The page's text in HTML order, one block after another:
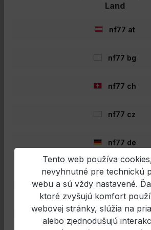
Pellets 14mm 900g
Fish Range s extrémne vysokým
vysokokvalitné halibut peletys jednou z
oleja na rybárskom trhu!
9,52 €*
6,94 €*
Pridať do nákupného
Tento web používa
nevyhnutné pre technickú
webu a sú vždy nastavené.
ktoré zvyšujú komfort
webovej stránky, slúžia na
alebo zjednodušujú
Land
nf77 at
nf77 bg
nf77 ch
nf77 cz
nf77 de
nf77 en
nf77 es
nf77 fr